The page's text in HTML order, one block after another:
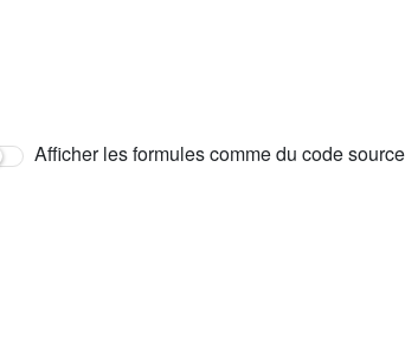
Afficher les formules comme du code